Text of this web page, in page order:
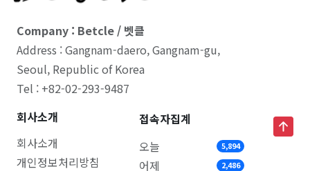
Company : Betcle / 벳클
Address : Gangnam-daero, Gangnam-gu,
Seoul, Republic of Korea
Tel : +82-02-293-9487
회사소개
회사소개
개인정보처리방침
접속자집계
오늘
5,894
어제 2,486